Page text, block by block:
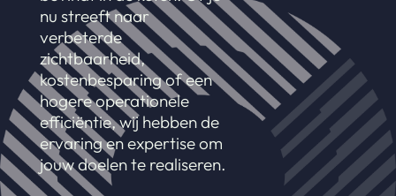
nu streeft naar
verbeterde
zichtbaarheid,
kostenbesparing of een
hogere operationele
efficiëntie, wij hebben de
ervaring en expertise om
jouw doelen te realiseren.